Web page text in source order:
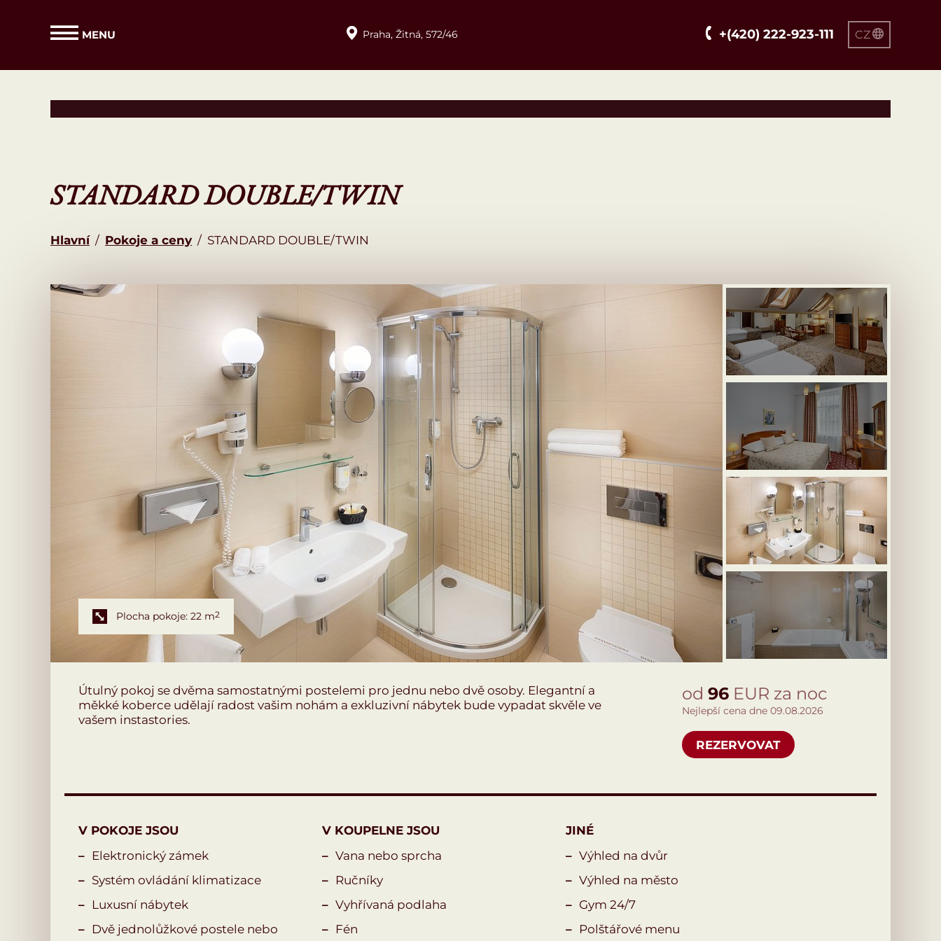
MENU Praha, Žitná, 572/46 +(420) 222-923-111 CZ
STANDARD DOUBLE/TWIN
Hlavní / Pokoje a ceny / STANDARD DOUBLE/TWIN
Plocha pokoje: 22 m2
Útulný pokoj se dvěma samostatnými postelemi pro jednu nebo dvě osoby. Elegantní a
měkké koberce udělají radost vašim nohám a exkluzivní nábytek bude vypadat skvěle ve
vašem instastories.
od 96 EUR za noc
Nejlepší cena dne 09.08.2026
REZERVOVAT
V POKOJE JSOU
Elektronický zámek
Systém ovládání klimatizace
Luxusní nábytek
Dvě jednolůžkové postele nebo
V KOUPELNE JSOU
Vana nebo sprcha
Ručníky
Vyhřívaná podlaha
Fén
JINÉ
Výhled na dvůr
Výhled na město
Gym 24/7
Polštářové menu